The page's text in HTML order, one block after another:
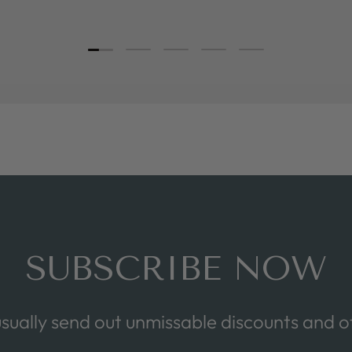
SUBSCRIBE NOW
send out unmissable discounts and